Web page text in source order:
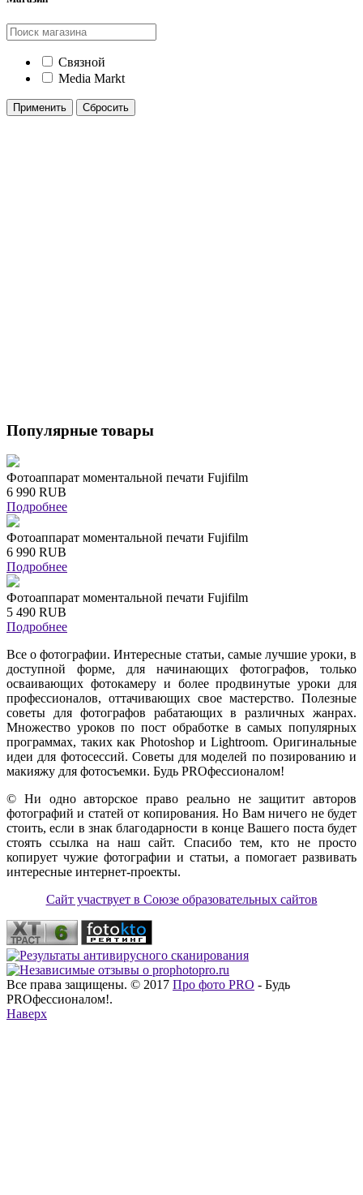
Связной
Media Markt
Применить Сбросить
Популярные товары
Фотоаппарат моментальной печати Fujifilm
6 990 RUB
Подробнее
Фотоаппарат моментальной печати Fujifilm
6 990 RUB
Подробнее
Фотоаппарат моментальной печати Fujifilm
5 490 RUB
Подробнее
Все о фотографии. Интересные статьи, самые лучшие уроки, в
доступной форме, для начинающих фотографов, только
осваивающих фотокамеру и более продвинутые уроки для
профессионалов, оттачивающих свое мастерство. Полезные
советы для фотографов рабатающих в различных жанрах.
Множество уроков по пост обработке в самых популярных
программах, таких как Photoshop и Lightroom. Оригинальные
идеи для фотосессий. Советы для моделей по позированию и
макияжу для фотосъемки. Будь PROфессионалом!
© Ни одно авторское право реально не защитит авторов
фотографий и статей от копирования. Но Вам ничего не будет
стоить, если в знак благодарности в конце Вашего поста будет
стоять ссылка на наш сайт. Спасибо тем, кто не просто
копирует чужие фотографии и статьи, а помогает развивать
интересные интернет-проекты.
Сайт участвует в Союзе образовательных сайтов
Все права защищены. © 2017 Про фото PRO - Будь
PROфессионалом!.
Наверх